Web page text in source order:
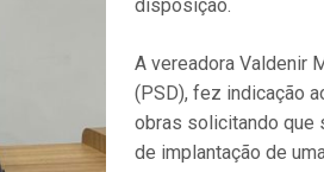
disposição.
A vereadora Valdenir
(PSD), fez indicação
obras solicitando que
de implantação de